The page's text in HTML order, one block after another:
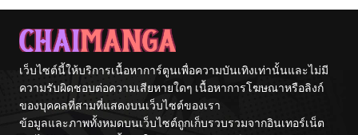
เว็บไซต์นี้ให้บริการเนื้อหาการ์ตูนเพื่อความบันเทิงเท่านั้นและไม่มี
ความรับผิดชอบต่อความเสียหายใดๆ เนื้อหาการโฆษณาหรือลิงก์
ของบุคคลที่สามที่แสดงบนเว็บไซต์ของเรา
ข้อมูลและภาพทั้งหมดบนเว็บไซต์ถูกเก็บรวบรวมจากอินเทอร์เน็ต